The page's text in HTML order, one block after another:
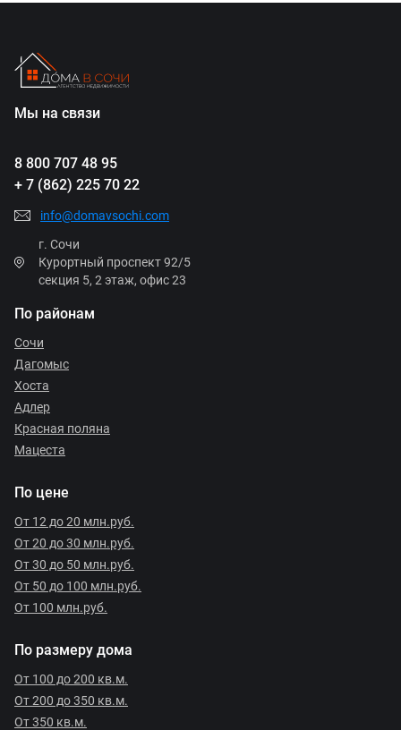
Мы на связи
8 800 707 48 95
+ 7 (862) 225 70 22
info@domavsochi.com
г. Сочи
Курортный проспект 92/5
секция 5, 2 этаж, офис 23
По районам
Сочи
Дагомыс
Хоста
Адлер
Красная поляна
Мацеста
По цене
От 12 до 20 млн.руб.
От 20 до 30 млн.руб.
От 30 до 50 млн.руб.
От 50 до 100 млн.руб.
От 100 млн.руб.
По размеру дома
От 100 до 200 кв.м.
От 200 до 350 кв.м.
От 350 кв.м.